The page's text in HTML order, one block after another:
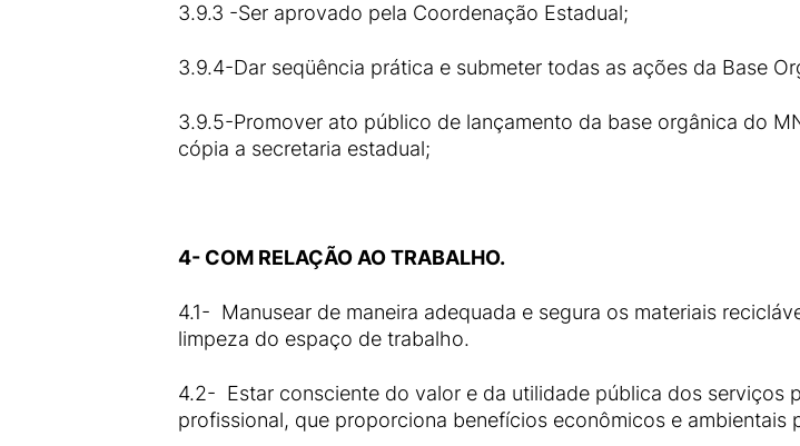
3.9.3 -Ser aprovado pela Coordenação Estadual;
3.9.4-Dar seqüência prática e submeter todas as ações da Base
3.9.5-Promover ato público de lançamento da base orgânica do
cópia a secretaria estadual;
4- COM RELAÇÃO AO TRABALHO.
4.1- Manusear de maneira adequada e segura os materiais
limpeza do espaço de trabalho.
4.2- Estar consciente do valor e da utilidade pública dos serviços
profissional, que proporciona benefícios econômicos e ambientais